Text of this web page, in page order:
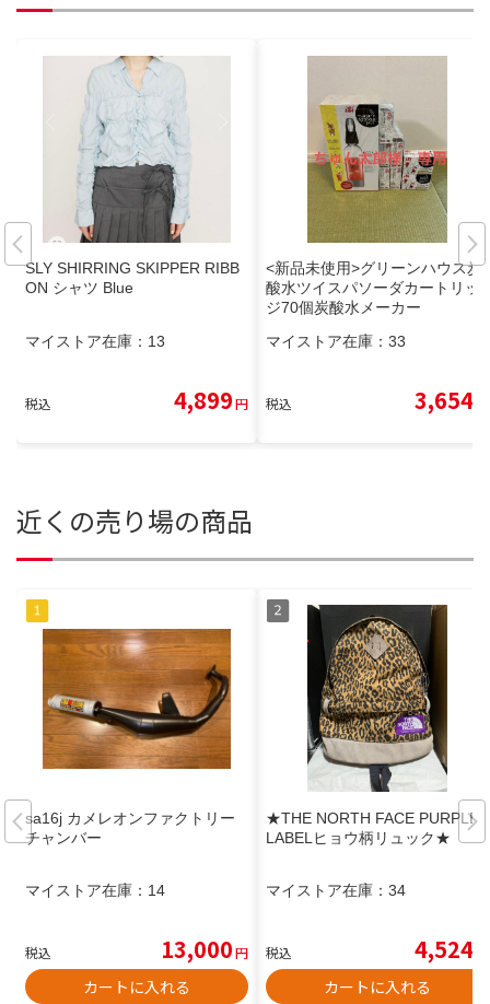
SLY SHIRRING SKIPPER RIBB
ON シャツ Blue
マイストア在庫： 13
税込 4,899円
<新品未使用>グリーンハウス炭
酸水ツイスパソーダカートリッ
ジ70個炭酸水メーカー
マイストア在庫： 33
税込 3,654
近くの売り場の商品
sa16j カメレオンファクトリー
チャンバー
マイストア在庫： 14
税込 13,000円
カートに入れる
★THE NORTH FACE PURPLE
LABELヒョウ柄リュック★
マイストア在庫： 34
税込 4,524
カートに入れる